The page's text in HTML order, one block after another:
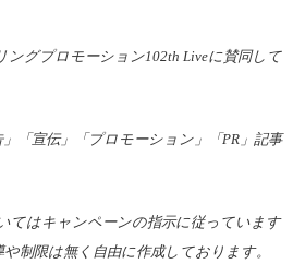
ングプロモーション102th Liveに賛同して
「宣伝」「プロモーション」「PR」記事
てはキャンペーンの指示に従っ ています
制限は無く自由に作成しております。